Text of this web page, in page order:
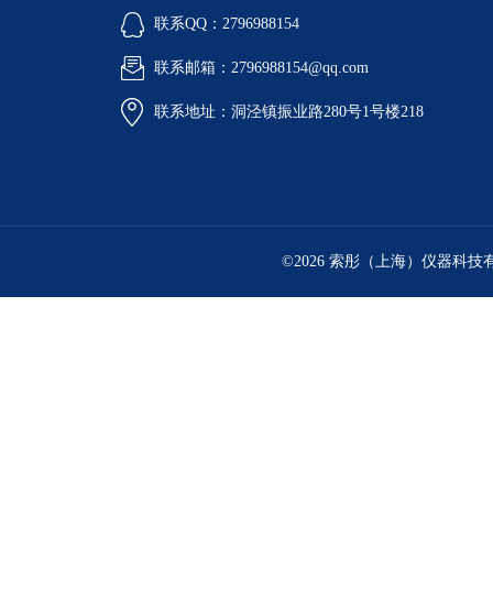
联系QQ：2796988154
联系邮箱：2796988154@qq.com
联系地址：洞泾镇振业路280号1号楼218
©2026 索彤（上海）仪器科技